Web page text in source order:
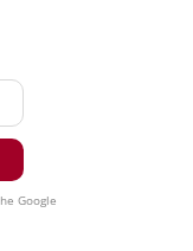
Google